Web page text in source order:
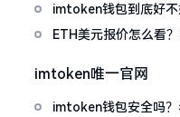
imtoken钱包到底好
ETH美元报价怎么看
imtoken唯一官网
imtoken钱包安全吗